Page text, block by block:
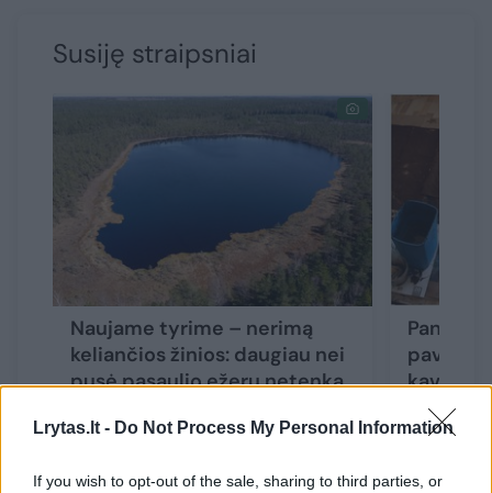
Lrytas.lt - Do Not Process My Personal Information
If you wish to opt-out of the sale, sharing to third parties, or
Susiję straipsniai
Naujame tyrime – nerimą
keliančios žinios: daugiau nei
pusė pasaulio ežerų netenka
kavos